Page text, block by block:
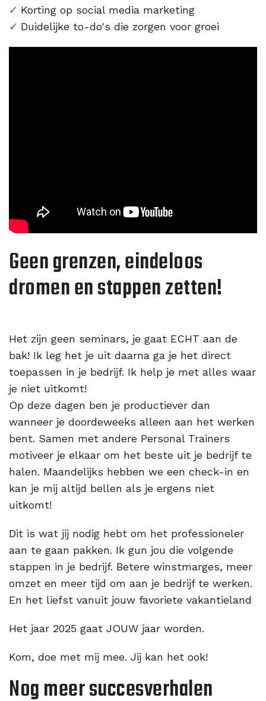
Korting op social media marketing
Duidelijke to-do's die zorgen voor groei
Geen grenzen, eindeloos
dromen en stappen zetten!
Het zijn geen seminars, je gaat ECHT aan de
bak! Ik leg het je uit daarna ga je het direct
toepassen in je bedrijf. Ik help je met alles waar
je niet uitkomt!
Op deze dagen ben je productiever dan
wanneer je doordeweeks alleen aan het werken
bent. Samen met andere Personal Trainers
motiveer je elkaar om het beste uit je bedrijf te
halen. Maandelijks hebben we een check-in en
kan je mij altijd bellen als je ergens niet
uitkomt!
Dit is wat jij nodig hebt om het professioneler
aan te gaan pakken. Ik gun jou die volgende
stappen in je bedrijf. Betere winstmarges, meer
omzet en meer tijd om aan je bedrijf te werken.
En het liefst vanuit jouw favoriete vakantieland
Het jaar 2025 gaat JOUW jaar worden.
Kom, doe met mij mee. Jij kan het ook!
Nog meer succesverhalen